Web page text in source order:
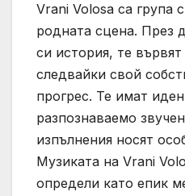
Vrani Volosa са група
родната сцена. През
си история, те
следвайки свой
прогрес. Те имат
разпознаваемо
изпълнения носят
Музиката на Vrani
определи като епик